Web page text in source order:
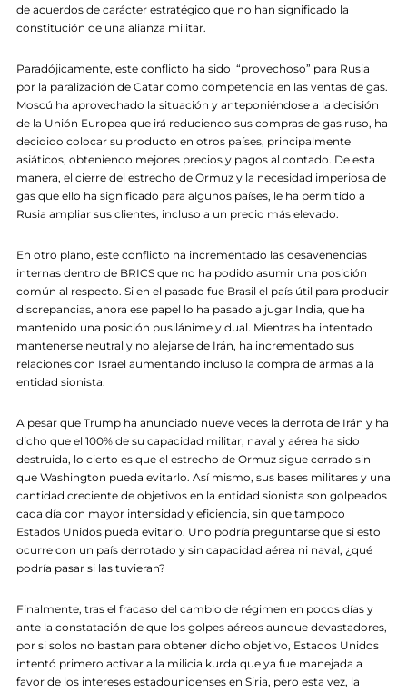
de acuerdos de carácter estratégico que no han significado la
constitución de una alianza militar.
Paradójicamente, este conflicto ha sido “provechoso” para Rusia
por la paralización de Catar como competencia en las ventas de gas.
Moscú ha aprovechado la situación y anteponiéndose a la decisión
de la Unión Europea que irá reduciendo sus compras de gas ruso, ha
decidido colocar su producto en otros países, principalmente
asiáticos, obteniendo mejores precios y pagos al contado. De esta
manera, el cierre del estrecho de Ormuz y la necesidad imperiosa de
gas que ello ha significado para algunos países, le ha permitido a
Rusia ampliar sus clientes, incluso a un precio más elevado.
En otro plano, este conflicto ha incrementado las desavenencias
internas dentro de BRICS que no ha podido asumir una posición
común al respecto. Si en el pasado fue Brasil el país útil para producir
discrepancias, ahora ese papel lo ha pasado a jugar India, que ha
mantenido una posición pusilánime y dual. Mientras ha intentado
mantenerse neutral y no alejarse de Irán, ha incrementado sus
relaciones con Israel aumentando incluso la compra de armas a la
entidad sionista.
A pesar que Trump ha anunciado nueve veces la derrota de Irán y ha
dicho que el 100% de su capacidad militar, naval y aérea ha sido
destruida, lo cierto es que el estrecho de Ormuz sigue cerrado sin
que Washington pueda evitarlo. Así mismo, sus bases militares y una
cantidad creciente de objetivos en la entidad sionista son golpeados
cada día con mayor intensidad y eficiencia, sin que tampoco
Estados Unidos pueda evitarlo. Uno podría preguntarse que si esto
ocurre con un país derrotado y sin capacidad aérea ni naval, ¿qué
podría pasar si las tuvieran?
Finalmente, tras el fracaso del cambio de régimen en pocos días y
ante la constatación de que los golpes aéreos aunque devastadores,
por si solos no bastan para obtener dicho objetivo, Estados Unidos
intentó primero activar a la milicia kurda que ya fue manejada a
favor de los intereses estadounidenses en Siria, pero esta vez, la